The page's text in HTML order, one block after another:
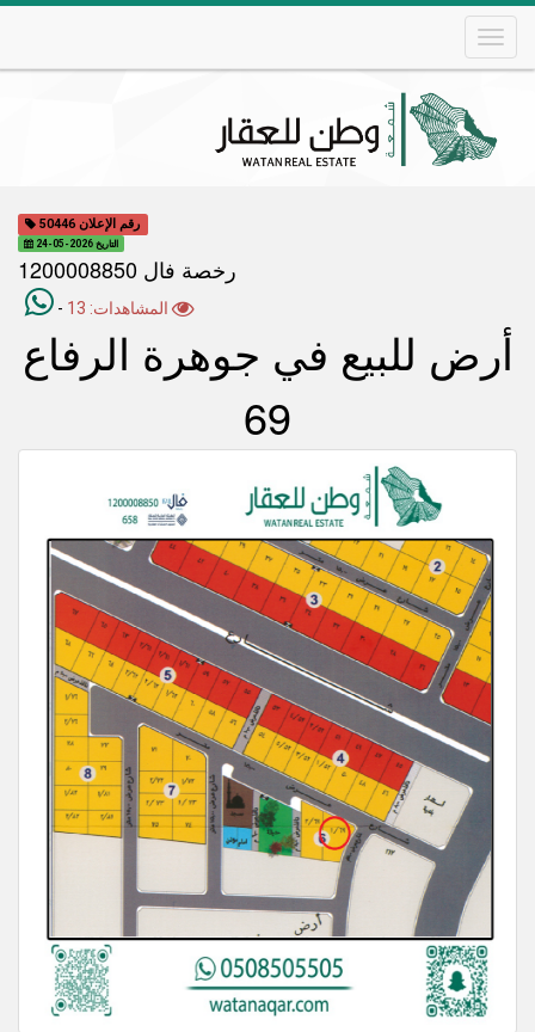
Skip
رقم الإعلان 50446
التاريخ 2026-05-24
رخصة فال 1200008850
-
أرض للبيع في جوهرة الرفاع
69